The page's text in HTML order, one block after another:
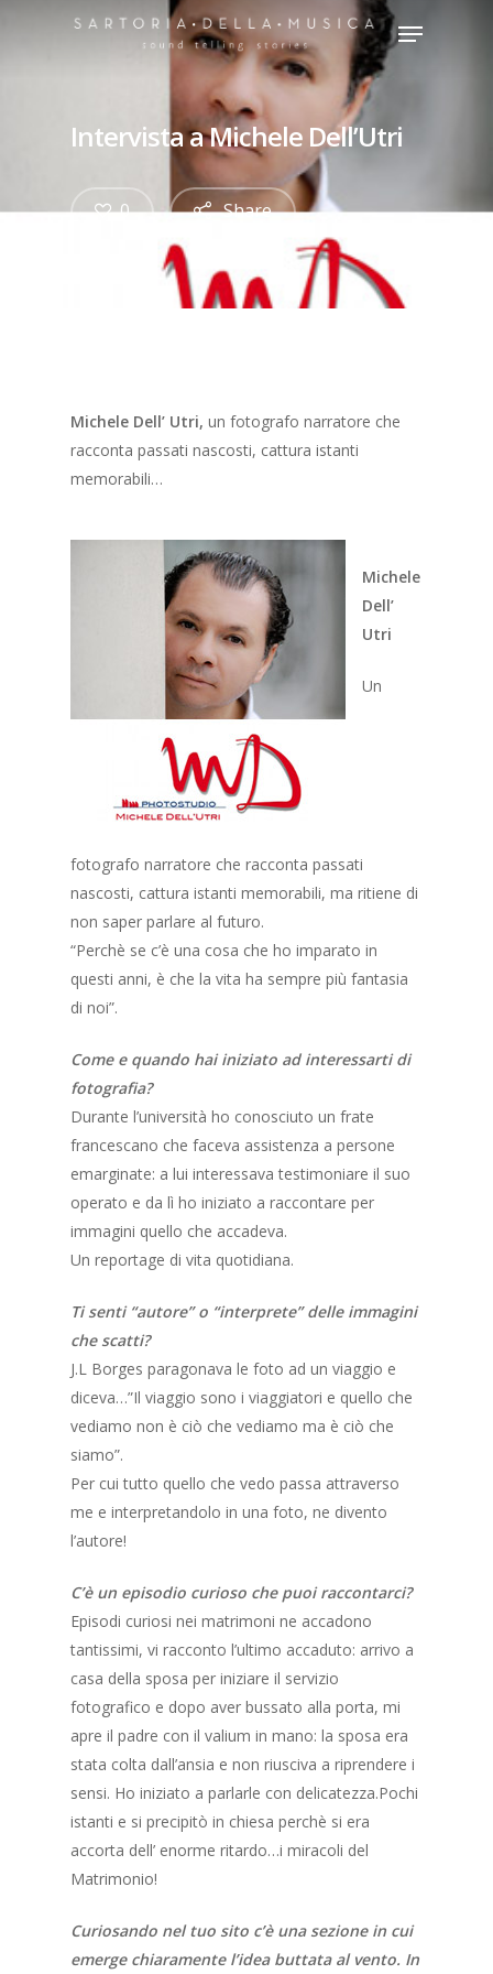
Hit enter to search or ESC to close
Intervista a Michele Dell’Utri
Share
0
Michele Dell’ Utri, un fotografo narratore che
racconta passati nascosti, cattura istanti
memorabili…
Michele
Dell’
Utri
Un
fotografo narratore che racconta passati
nascosti, cattura istanti memorabili, ma ritiene di
non saper parlare al futuro.
“Perchè se c’è una cosa che ho imparato in
questi anni, è che la vita ha sempre più fantasia
di noi”.
Come e quando hai iniziato ad interessarti di
fotografia?
Durante l’università ho conosciuto un frate
francescano che faceva assistenza a persone
emarginate: a lui interessava testimoniare il suo
operato e da lì ho iniziato a raccontare per
immagini quello che accadeva.
Un reportage di vita quotidiana.
Ti senti “autore” o “interprete” delle immagini
che scatti?
J.L Borges paragonava le foto ad un viaggio e
diceva…”Il viaggio sono i viaggiatori e quello che
vediamo non è ciò che vediamo ma è ciò che
siamo”.
Per cui tutto quello che vedo passa attraverso
me e interpretandolo in una foto, ne divento
l’autore!
C’è un episodio curioso che puoi raccontarci?
Episodi curiosi nei matrimoni ne accadono
tantissimi, vi racconto l’ultimo accaduto: arrivo a
casa della sposa per iniziare il servizio
fotografico e dopo aver bussato alla porta, mi
apre il padre con il valium in mano: la sposa era
stata colta dall’ansia e non riusciva a riprendere i
sensi. Ho iniziato a parlarle con delicatezza.Pochi
istanti e si precipitò in chiesa perchè si era
accorta dell’ enorme ritardo…i miracoli del
Matrimonio!
Curiosando nel tuo sito c’è una sezione in cui
emerge chiaramente l’idea buttata al vento. In